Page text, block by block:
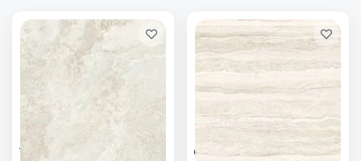
Tubądzin Teri Ivory płytka
Cersanit Liv Travertino